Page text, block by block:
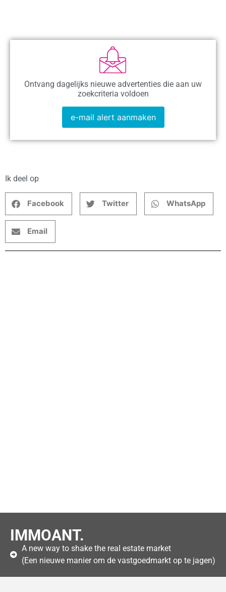
Ontvang dagelijks nieuwe advertenties die aan uw
zoekcriteria voldoen
e-mail alert aanmaken
Ik deel op
Facebook Twitter WhatsApp
Email
IMMOANT.
A new way to shake the real estate market
(Een nieuwe manier om de vastgoedmarkt op te jagen)